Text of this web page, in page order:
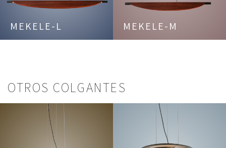
MEKELE-L MEKELE-M
OTROS COLGANTES